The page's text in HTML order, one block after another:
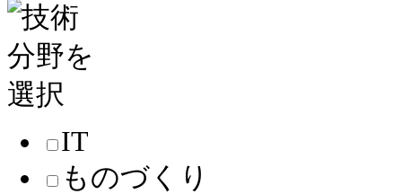
IT
ものづくり